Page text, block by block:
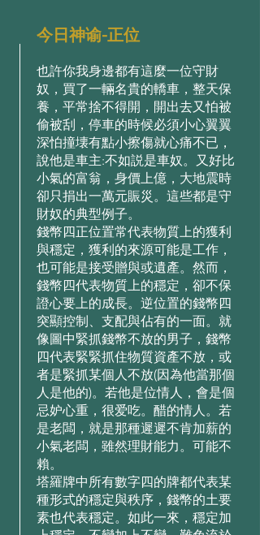
今日神谕-正位
也許你我⾝邊都有這麼⼀位守財
奴，買了⼀輛名貴的轎⾞，整天保
養，平常捨不得開，開出去⼜怕被
偷被刮，停⾞的時候必須⼩⼼翼翼
深怕撞壊有點⼩擦傷就⼼痛不已，
說他是⾞主:不如説是⾞奴。⼜好⽐
⼩氣的富翁，⾝價上億，⼤地震時
卻只捐出⼀萬元賑災。這些都是守
財奴的典型例⼦。
錢幣四正位置常代表物質上的獲利
與穩定，獲利的來源可能是⼯作，
也可能是接受贈與或遺產。然⽽，
錢幣四代表物質上的穩定，卻不保
證⼼要上的成⻑。逆位置的錢幣四
突顯控制、⽀配與佔有的⼀⾯。就
像圖中緊抓錢幣不放的男⼦，錢幣
四代表緊緊抓住物質資產不放，或
者是緊抓某個⼈不放(因為他當那個
⼈是他的)。若他是位情⼈，會是個
忌妒⼼重，很爱吃。醋的情⼈。若
是⽼闆，就是那種遲遲不肯加薪的
⼩氣⽼闆，雖然理財能⼒。可能不
賴。
塔羅牌中所有數字四的牌都代表某
種形式的穩定與秩序，錢幣的⼟要
素也代表穩定。如此⼀來，穩定加